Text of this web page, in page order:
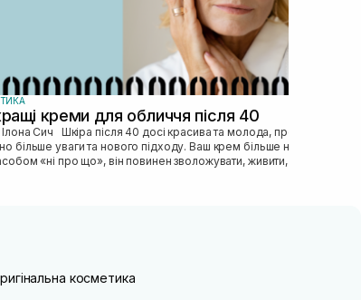
креми для обличчя після 40
40 досі красива та молода, просто їй
більше уваги та нового підходу. Ваш крем більше не може
«ні про що», він повинен зволожувати, живити, покр...
косметика